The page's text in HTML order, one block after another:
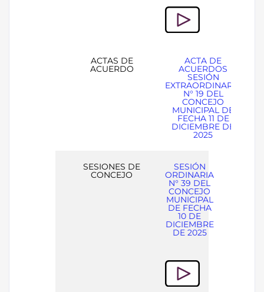
ACTAS DE
ACUERDO
ACTA DE
ACUERDOS
SESIÓN
EXTRAORDINARIA
N° 19 DEL
CONCEJO
MUNICIPAL DE
FECHA 11 DE
DICIEMBRE DE
2025
SESIONES DE
CONCEJO
SESIÓN
ORDINARIA
N° 39 DEL
CONCEJO
MUNICIPAL
DE FECHA
10 DE
DICIEMBRE
DE 2025